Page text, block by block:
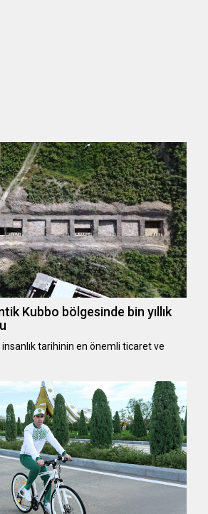
Kubbo bölgesinde bin yıllık
insanlık tarihinin en önemli ticaret ve